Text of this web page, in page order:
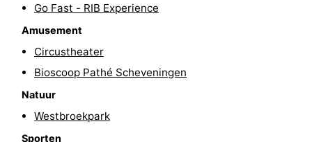
drinken
Praktisch
Forum
Route
Parkeren
Reisboekenwinkel
Go Fast - RIB Experience
Amusement
Circustheater
Bioscoop Pathé Scheveningen
Natuur
Westbroekpark
Sporten